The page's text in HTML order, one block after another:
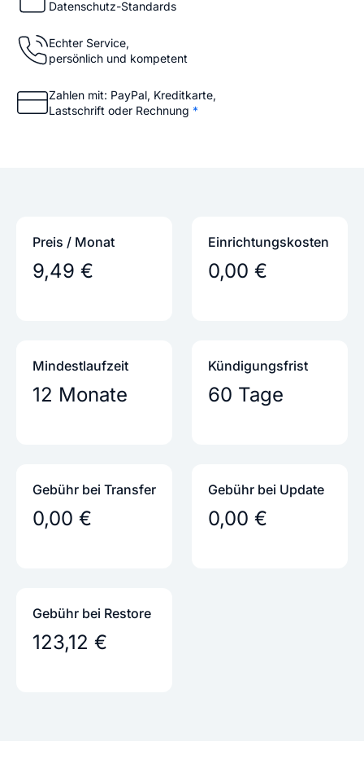
Datenschutz-Standards
Echter Service,
persönlich und kompetent
Zahlen mit: PayPal, Kreditkarte,
Lastschrift oder Rechnung *
Preis / Monat
9,49 €
Einrichtungs­kosten
0,00 €
Mindestlaufzeit
12 Monate
Kündigungs­frist
60 Tage
Gebühr bei Transfer
0,00 €
Gebühr bei Update
0,00 €
Gebühr bei Restore
123,12 €